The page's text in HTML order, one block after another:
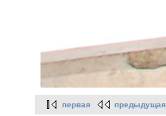
первая предыдущая